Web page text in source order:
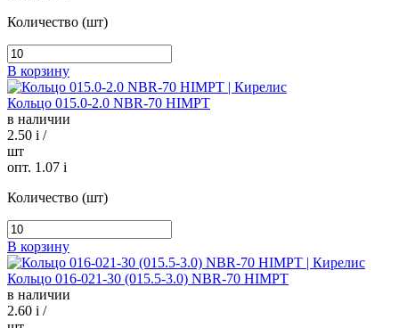
Количество (шт)
В корзину
Кольцо 015.0-2.0 NBR-70 HIMPT
в наличии
2.50 i /
шт
опт. 1.07 i
Количество (шт)
В корзину
Кольцо 016-021-30 (015.5-3.0) NBR-70 HIMPT
в наличии
2.60 i /